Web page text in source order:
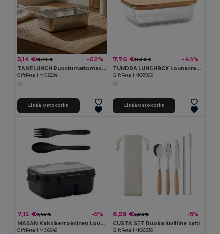
5,14 €13,40 € -62%
TAMELUNCH Ruostumattomasta teräksestä valmis
GiftRetail MO2224
Lisää Ostokoriin
7,76 €13,96 € -44%
TUNDRA LUNCHBOX Lounasrasia
GiftRetail MO9962
Lisää Ostokoriin
7,12 €7,46 € -5%
MAKAN Kaksikerroksinen Lounaslaatikko Setti
GiftRetail MO6646
6,59 €6,92 € -5%
CUSTA SET Ruokailuväline setti
GiftRetail MO6336